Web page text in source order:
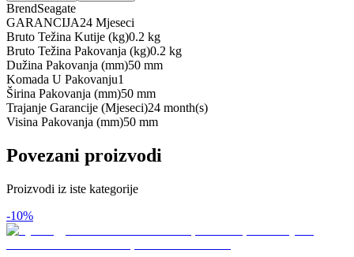
BrendSeagate
GARANCIJA24 Mjeseci
Bruto Težina Kutije (kg)0.2 kg
Bruto Težina Pakovanja (kg)0.2 kg
Dužina Pakovanja (mm)50 mm
Komada U Pakovanju1
Širina Pakovanja (mm)50 mm
Trajanje Garancije (Mjeseci)24 month(s)
Visina Pakovanja (mm)50 mm
Povezani proizvodi
Proizvodi iz iste kategorije
-10%